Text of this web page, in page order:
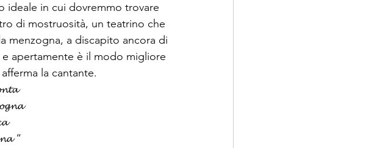
ideale in cui dovremmo trovare
di mostruosità, un teatrino che
menzogna, a discapito ancora di
apertamente è il modo migliore
la cantante.
“